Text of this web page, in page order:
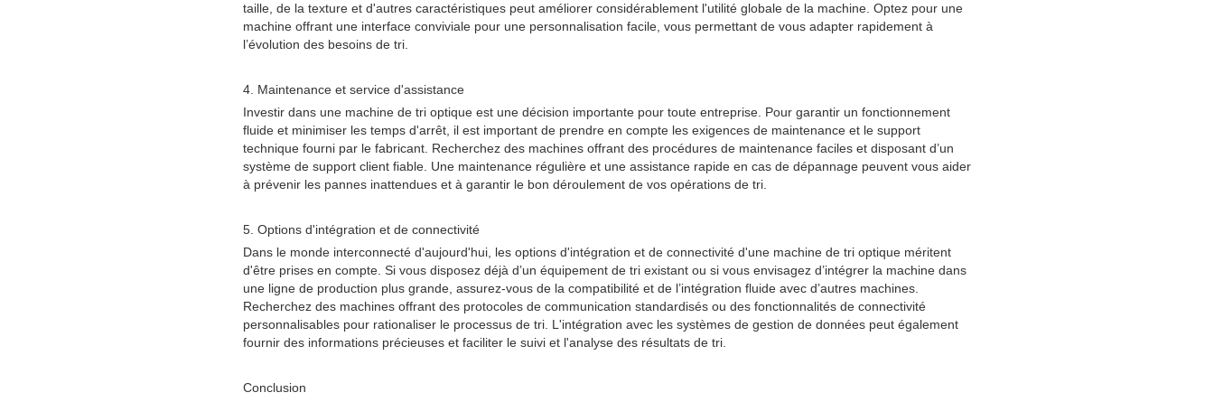
taille, de la texture et d'autres caractéristiques peut améliorer considérablement l'utilité globale de la machine. Optez pour une
machine offrant une interface conviviale pour une personnalisation facile, vous permettant de vous adapter rapidement à
l’évolution des besoins de tri.
4. Maintenance et service d'assistance
Investir dans une machine de tri optique est une décision importante pour toute entreprise. Pour garantir un fonctionnement
fluide et minimiser les temps d'arrêt, il est important de prendre en compte les exigences de maintenance et le support
technique fourni par le fabricant. Recherchez des machines offrant des procédures de maintenance faciles et disposant d’un
système de support client fiable. Une maintenance régulière et une assistance rapide en cas de dépannage peuvent vous aider
à prévenir les pannes inattendues et à garantir le bon déroulement de vos opérations de tri.
5. Options d'intégration et de connectivité
Dans le monde interconnecté d'aujourd'hui, les options d'intégration et de connectivité d'une machine de tri optique méritent
d'être prises en compte. Si vous disposez déjà d’un équipement de tri existant ou si vous envisagez d’intégrer la machine dans
une ligne de production plus grande, assurez-vous de la compatibilité et de l’intégration fluide avec d’autres machines.
Recherchez des machines offrant des protocoles de communication standardisés ou des fonctionnalités de connectivité
personnalisables pour rationaliser le processus de tri. L'intégration avec les systèmes de gestion de données peut également
fournir des informations précieuses et faciliter le suivi et l'analyse des résultats de tri.
Conclusion